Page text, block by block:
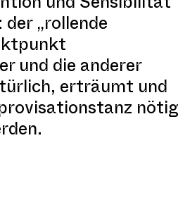
und Sensibilität
„rollende
und die anderer
erträumt und
nötig